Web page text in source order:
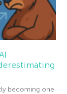
becoming one